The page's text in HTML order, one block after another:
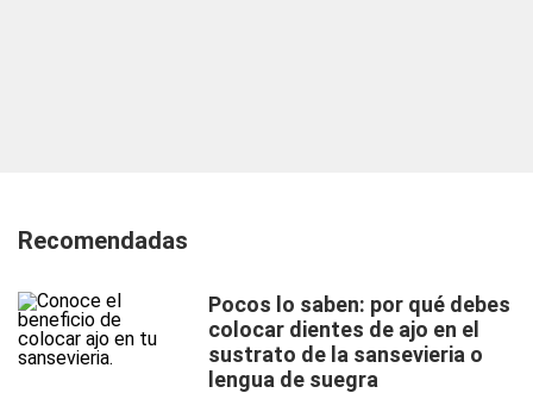
Recomendadas
Pocos lo saben: por qué debes
colocar dientes de ajo en el
sustrato de la sansevieria o
lengua de suegra